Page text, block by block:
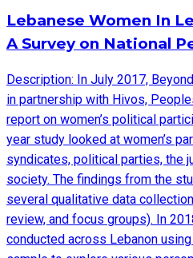
Lebanese Women In
A Survey on National
Description: In July 2017,
in partnership with Hivos,
report on women’s political
year study looked at women’s
syndicates, political parties, the
society. The findings from the
several qualitative data
review, and focus groups). In
conducted across Lebanon